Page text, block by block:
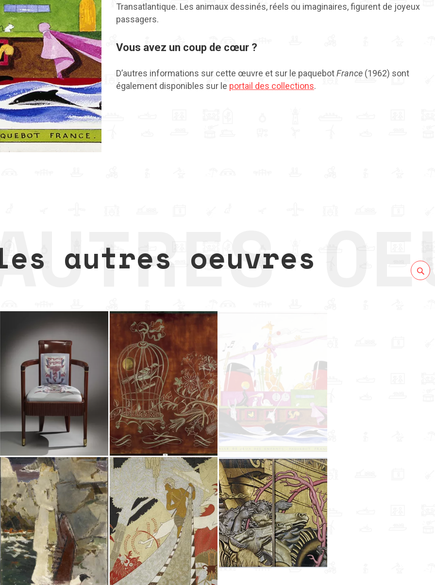
Transatlantique. Les animaux dessinés, réels ou imaginaires, figurent de joyeux
passagers.
Vous avez un coup de cœur ?
D’autres informations sur cette œuvre et sur le paquebotFrance (1962) sont
également disponibles sur le portail des collections.
autres oeuvres